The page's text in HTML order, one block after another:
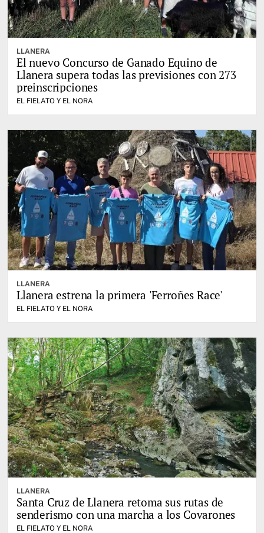
LLANERA
El nuevo Concurso de Ganado Equino de
Llanera supera todas las previsiones con 273
preinscripciones
EL FIELATO Y EL NORA
LLANERA
Llanera estrena la primera 'Ferroñes Race'
EL FIELATO Y EL NORA
LLANERA
Santa Cruz de Llanera retoma sus rutas de
senderismo con una marcha a los Covarones
EL FIELATO Y EL NORA